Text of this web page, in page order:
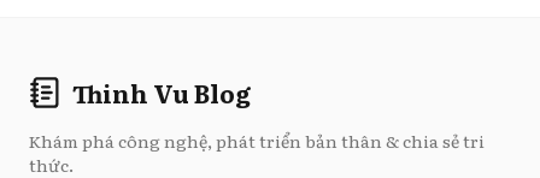
Thinh Vu Blog
Khám phá công nghệ, phát triển bản thân & chia sẻ tri
thức.